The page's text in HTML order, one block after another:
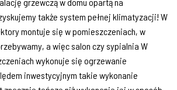
grzewczą w domu opartą na
także system pełnej klimatyzacji! W
montuje się w pomieszczeniach, w
a więc salon czy sypialnia W
wykonuje się ogrzewanie
inwestycyjnym takie wykonanie